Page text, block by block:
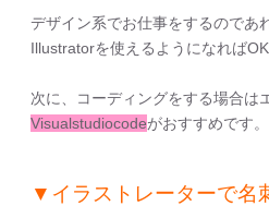
デザイン系でお仕事をするのであ
Illustratorを使えるようになればOK
次に、コーディングをする場合は
Visualstudiocodeがおすすめです。
▼イラストレーターで名